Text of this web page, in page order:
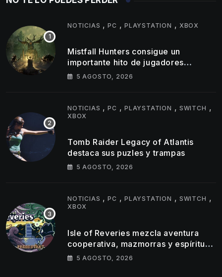
NOTICIAS ,PC ,PLAYSTATION , XBOX
Mistfall Hunters consigue un
importante hito de jugadores
simultáneos
5 AGOSTO, 2026
NOTICIAS ,PC ,PLAYSTATION , SWITCH ,
XBOX
Tomb Raider Legacy of Atlantis
destaca sus puzles y trampas
5 AGOSTO, 2026
NOTICIAS ,PC ,PLAYSTATION , SWITCH ,
XBOX
Isle of Reveries mezcla aventura
cooperativa, mazmorras y espíritu
clásico de Zelda
5 AGOSTO, 2026